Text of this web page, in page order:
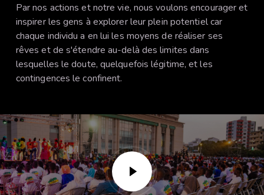
Par nos actions et notre vie, nous voulons encourager et
inspirer les gens à explorer leur plein potentiel car
chaque individu a en lui les moyens de réaliser ses
rêves et de s'étendre au-delà des limites dans
lesquelles le doute, quelquefois légitime, et les
contingences le confinent.